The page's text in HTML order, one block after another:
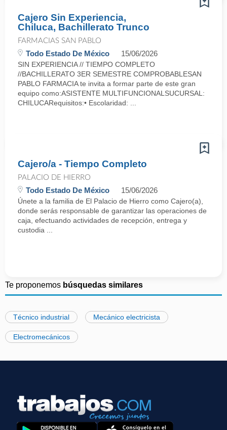
Cajero Sin Experiencia,
Chiluca, Bachillerato Trunco
FARMACIAS SAN PABLO
Todo Estado De México 15/06/2026
SIN EXPERIENCIA // TIEMPO COMPLETO
//BACHILLERATO 3ER SEMESTRE COMPROBABLESAN
PABLO FARMACIA te invita a formar parte de este gran
equipo como:ASISTENTE MULTIFUNCIONALSUCURSAL:
CHILUCARequisitos:• Escolaridad: ...
Cajero/a - Tiempo Completo
PALACIO DE HIERRO
Todo Estado De México 15/06/2026
Únete a la familia de El Palacio de Hierro como Cajero(a),
donde serás responsable de garantizar las operaciones de
caja, efectuando actividades de recepción, entrega y
custodia ...
Te proponemos búsquedas similares
Técnico industrial Mecánico electricista
Electromecánicos